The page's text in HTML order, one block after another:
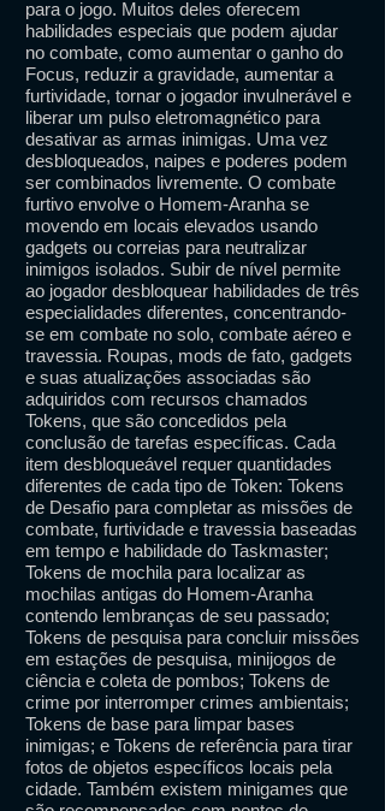
para o jogo. Muitos deles oferecem
habilidades especiais que podem ajudar
no combate, como aumentar o ganho do
Focus, reduzir a gravidade, aumentar a
furtividade, tornar o jogador invulnerável e
liberar um pulso eletromagnético para
desativar as armas inimigas. Uma vez
desbloqueados, naipes e poderes podem
ser combinados livremente. O combate
furtivo envolve o Homem-Aranha se
movendo em locais elevados usando
gadgets ou correias para neutralizar
inimigos isolados. Subir de nível permite
ao jogador desbloquear habilidades de três
especialidades diferentes, concentrando-
se em combate no solo, combate aéreo e
travessia. Roupas, mods de fato, gadgets
e suas atualizações associadas são
adquiridos com recursos chamados
Tokens, que são concedidos pela
conclusão de tarefas específicas. Cada
item desbloqueável requer quantidades
diferentes de cada tipo de Token: Tokens
de Desafio para completar as missões de
combate, furtividade e travessia baseadas
em tempo e habilidade do Taskmaster;
Tokens de mochila para localizar as
mochilas antigas do Homem-Aranha
contendo lembranças de seu passado;
Tokens de pesquisa para concluir missões
em estações de pesquisa, minijogos de
ciência e coleta de pombos; Tokens de
crime por interromper crimes ambientais;
Tokens de base para limpar bases
inimigas; e Tokens de referência para tirar
fotos de objetos específicos locais pela
cidade. Também existem minigames que